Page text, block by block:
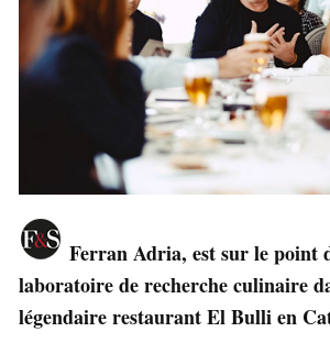
Ferran Adria, est sur le point
laboratoire de recherche culinaire
légendaire restaurant El Bulli en